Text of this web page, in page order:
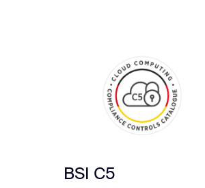
BSI C5